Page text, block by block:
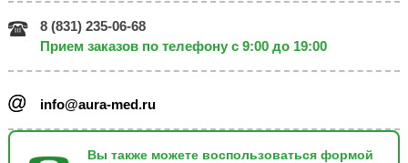
8 (831) 235-06-68
Прием заказов по телефону с 9:00 до 19:00
info@aura-med.ru
Вы также можете воспользоваться формой